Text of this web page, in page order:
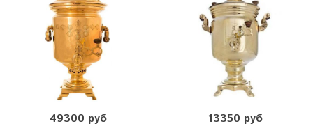
49300 руб
13350 руб